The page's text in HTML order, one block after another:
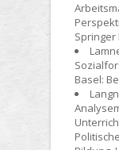
Springer
Basel: